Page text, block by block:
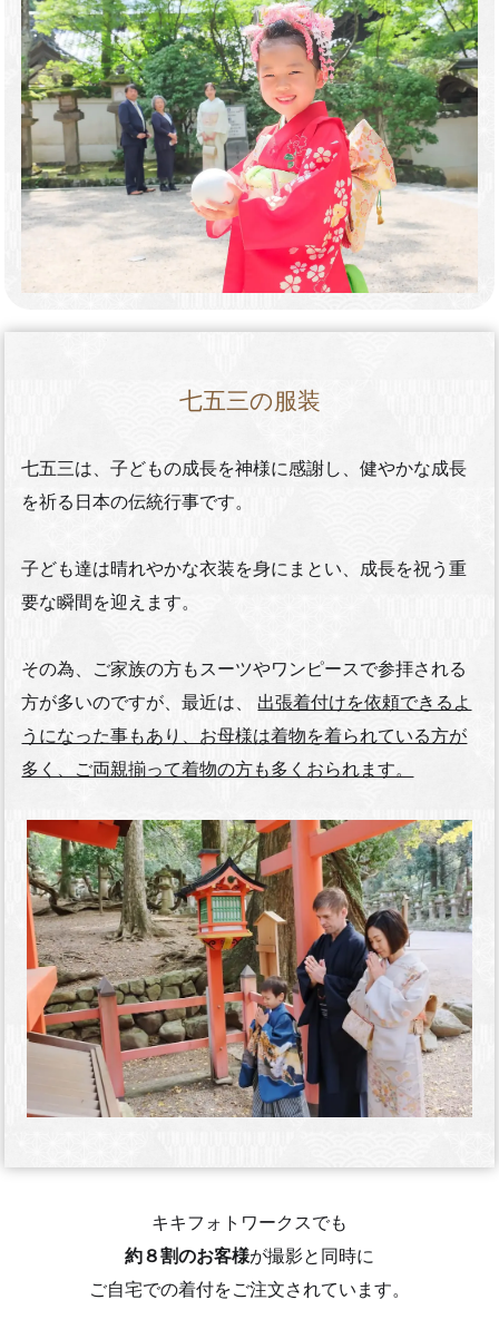
七五三の服装
七五三は、子どもの成長を神様に感謝し、健やかな成長
を祈る日本の伝統行事です。
子ども達は晴れやかな衣装を身にまとい、成長を祝う重
要な瞬間を迎えます。
その為、ご家族の方もスーツやワンピースで参拝される
方が多いのですが、最近は、 出張着付けを依頼できるよ
うになった事もあり、お母様は着物を着られている方が
多く、ご両親揃って着物の方も多くおられます。
キキフォトワークスでも
約８割のお客様が撮影と同時に
ご自宅での着付をご注文されています。